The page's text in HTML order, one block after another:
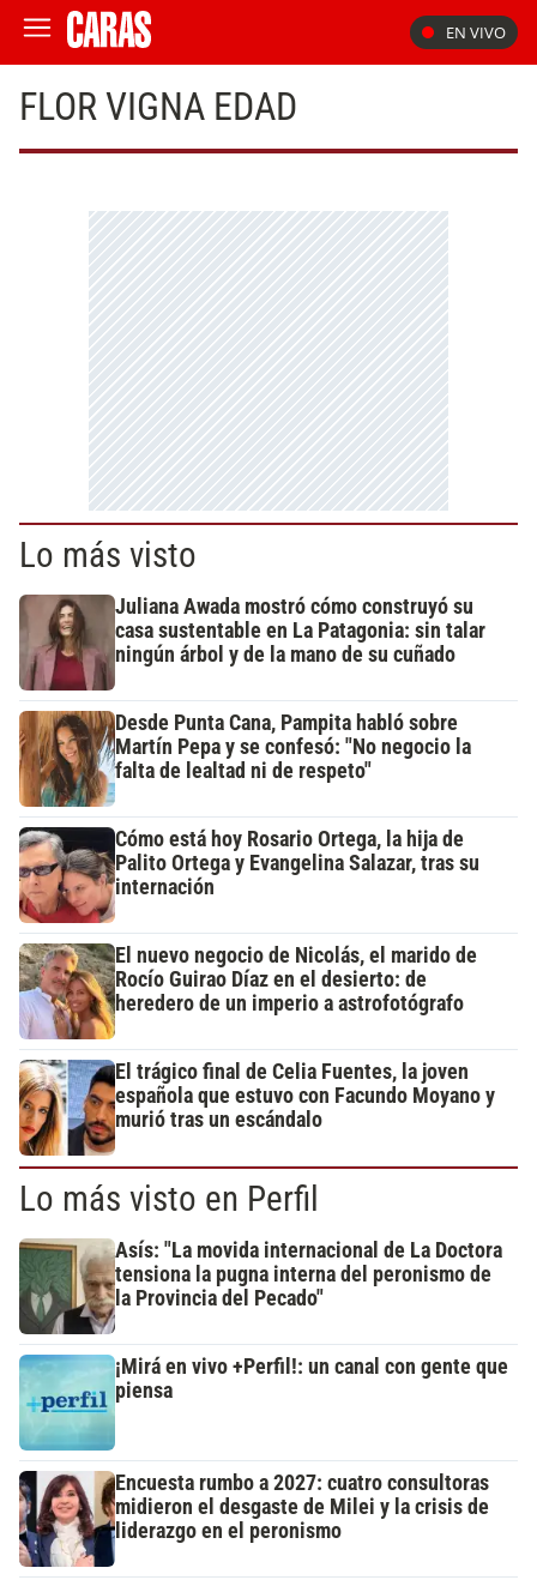
EN VIVO
FLOR VIGNA EDAD
Lo más visto
Juliana Awada mostró cómo construyó su
casa sustentable en La Patagonia: sin talar
ningún árbol y de la mano de su cuñado
Desde Punta Cana, Pampita habló sobre
Martín Pepa y se confesó: "No negocio la
falta de lealtad ni de respeto"
Cómo está hoy Rosario Ortega, la hija de
Palito Ortega y Evangelina Salazar, tras su
internación
El nuevo negocio de Nicolás, el marido de
Rocío Guirao Díaz en el desierto: de
heredero de un imperio a astrofotógrafo
El trágico final de Celia Fuentes, la joven
española que estuvo con Facundo Moyano y
murió tras un escándalo
Lo más visto en Perfil
Asís: "La movida internacional de La Doctora
tensiona la pugna interna del peronismo de
la Provincia del Pecado"
¡Mirá en vivo +Perfil!: un canal con gente que
piensa
Encuesta rumbo a 2027: cuatro consultoras
midieron el desgaste de Milei y la crisis de
liderazgo en el peronismo